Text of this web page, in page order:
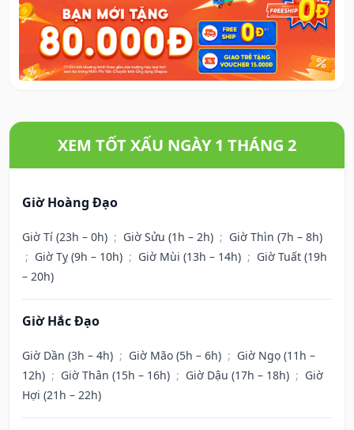
XEM TỐT XẤU NGÀY 1 THÁNG 2
Giờ Hoàng Đạo
Giờ Tí (23h – 0h) ; Giờ Sửu (1h – 2h) ; Giờ Thìn (7h – 8h)
; Giờ Tỵ (9h – 10h) ; Giờ Mùi (13h – 14h) ; Giờ Tuất (19h
– 20h)
Giờ Hắc Đạo
Giờ Dần (3h – 4h) ; Giờ Mão (5h – 6h) ; Giờ Ngọ (11h –
12h) ; Giờ Thân (15h – 16h) ; Giờ Dậu (17h – 18h) ; Giờ
Hợi (21h – 22h)